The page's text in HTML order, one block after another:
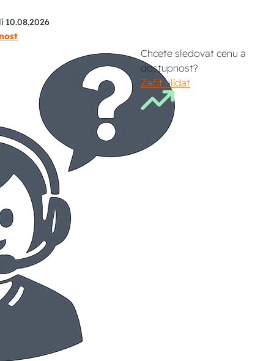
10.08.2026
Chcete sledovat cenu a
dostupnost?
Začít hlídat